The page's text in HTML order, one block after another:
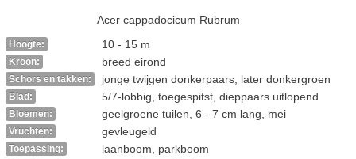
Acer cappadocicum Rubrum
Hoogte: 10 - 15 m
Kroon: breed eirond
Schors en takken: jonge twijgen donkerpaars, later donkergroen
Blad: 5/7-lobbig, toegespitst, dieppaars uitlopend
Bloemen: geelgroene tuilen, 6 - 7 cm lang, mei
Vruchten: gevleugeld
Toepassing: laanboom, parkboom